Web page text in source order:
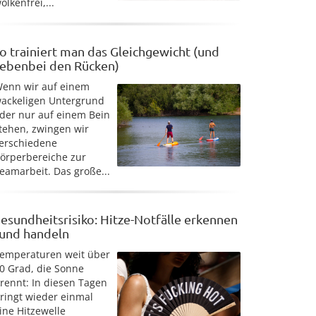
trainiert man das Gleichgewicht (und
den Rücken)
wir auf einem
Untergrund
nur auf einem Bein
zwingen wir
zur
Das große...
Hitze-Notfälle erkennen
handeln
weit über
Grad, die Sonne
In diesen Tagen
wieder einmal
Hitzewelle